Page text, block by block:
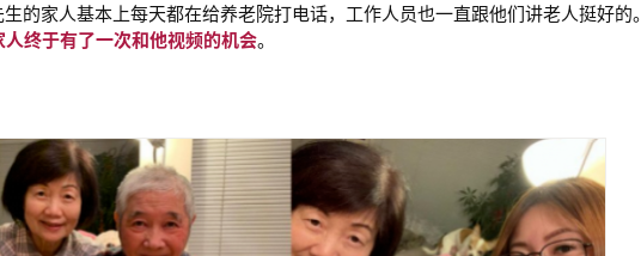
的家人基本上每天都在给养老院打电话，工作人员也一直跟他们讲老人挺好的。
终于有了一次和他视频的机会。